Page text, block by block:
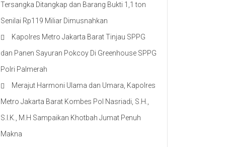
Tersangka Ditangkap dan Barang Bukti 1,1 ton
Senilai Rp119 Miliar Dimusnahkan
Kapolres Metro Jakarta Barat Tinjau SPPG
dan Panen Sayuran Pokcoy Di Greenhouse SPPG
Polri Palmerah
Merajut Harmoni Ulama dan Umara, Kapolres
Metro Jakarta Barat Kombes Pol Nasriadi, S.H.,
S.I.K., M.H Sampaikan Khotbah Jumat Penuh
Makna